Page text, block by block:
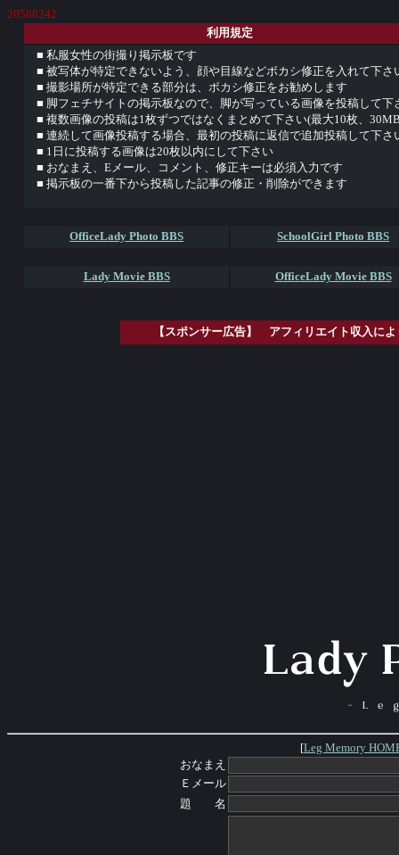
20588242
利用規定
■ 私服女性の街撮り掲示板です
■ 被写体が特定できないよう、顔や目線などボカシ修正を入れて下さ
■ 撮影場所が特定できる部分は、ボカシ修正をお勧めします
■ 脚フェチサイトの掲示板なので、脚が写っている画像を投稿して下
■ 複数画像の投稿は1枚ずつではなくまとめて下さい(最大10枚、
■ 連続して画像投稿する場合、最初の投稿に返信で追加投稿して下さ
■ 1日に投稿する画像は20枚以内にして下さい
■ おなまえ、Eメール、コメント、修正キーは必須入力です
■ 掲示板の一番下から投稿した記事の修正・削除ができます
OfficeLady Photo BBS SchoolGirl Photo BBS
Lady Movie BBS OfficeLady Movie BBS
【スポンサー広告】 アフィリエイト収入に
[Leg Memory
おなまえ
Ｅメール
題 名